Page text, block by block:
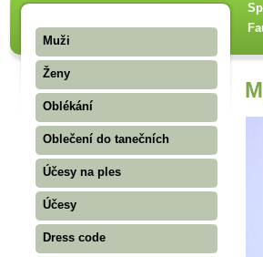
Muži
Ženy
Oblékání
Oblečení do tanečních
Účesy na ples
Účesy
Dress code